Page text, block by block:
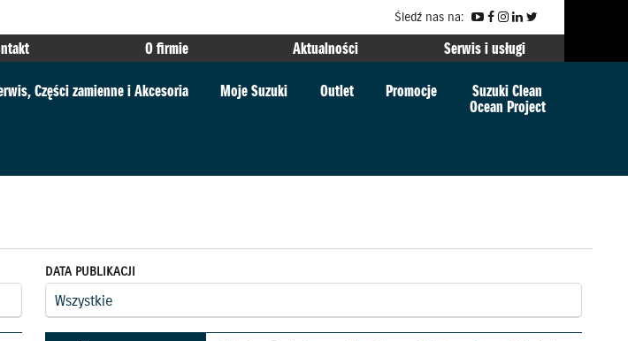
Śledź nas na:
O firmie Aktualności Serwis i usługi
Części zamienne i Akcesoria Moje Suzuki Outlet Promocje Suzuki Clean
Ocean Project
DATA PUBLIKACJI